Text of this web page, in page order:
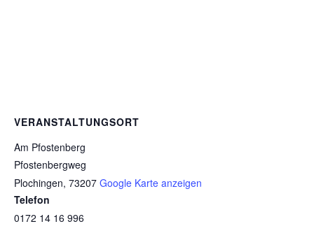
VERANSTALTUNGSORT
Am Pfostenberg
Pfostenbergweg
Plochingen, 73207 Google Karte anzeigen
Telefon
0172 14 16 996